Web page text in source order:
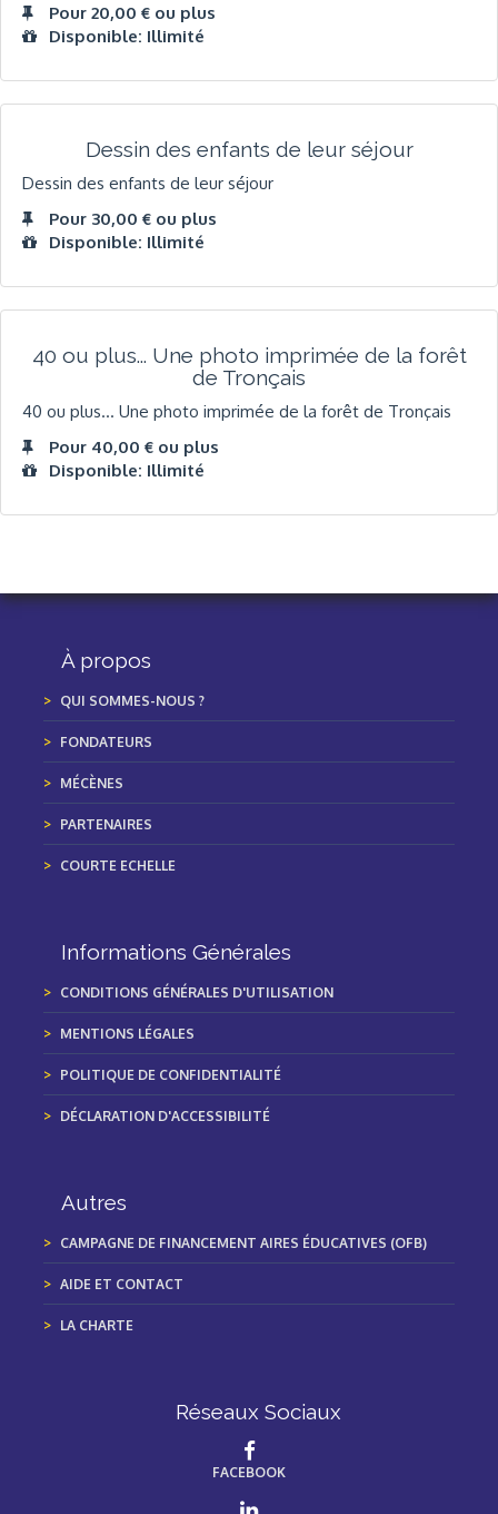
Pour 20,00 € ou plus
Disponible: Illimité
Dessin des enfants de leur séjour
Dessin des enfants de leur séjour
Pour 30,00 € ou plus
Disponible: Illimité
40 ou plus... Une photo imprimée de la forêt
de Tronçais
40 ou plus... Une photo imprimée de la forêt de Tronçais
Pour 40,00 € ou plus
Disponible: Illimité
À propos
QUI SOMMES-NOUS ?
FONDATEURS
MÉCÈNES
PARTENAIRES
COURTE ECHELLE
Informations Générales
CONDITIONS GÉNÉRALES D'UTILISATION
MENTIONS LÉGALES
POLITIQUE DE CONFIDENTIALITÉ
DÉCLARATION D'ACCESSIBILITÉ
Autres
CAMPAGNE DE FINANCEMENT AIRES ÉDUCATIVES (OFB)
AIDE ET CONTACT
LA CHARTE
Réseaux Sociaux
FACEBOOK